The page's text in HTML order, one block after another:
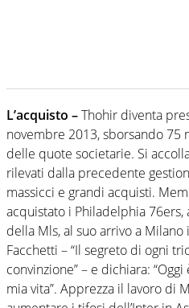
L’acquisto –Thohir diventa
novembre 2013, sborsando
delle quote societarie. Si
rilevati dalla precedente
massicci e grandi acquisti.
acquistato i Philadelphia 76ers,
della Mls, al suo arrivo a
Facchetti – “Il segreto di ogni
convinzione” – e dichiara:
mia vita”. Apprezza il lavoro di